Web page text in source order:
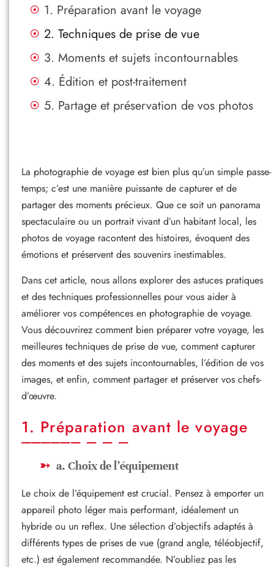
1. Préparation avant le voyage
2. Techniques de prise de vue
3. Moments et sujets incontournables
4. Édition et post-traitement
5. Partage et préservation de vos photos
La photographie de voyage est bien plus qu’un simple passe-
temps; c’est une manière puissante de capturer et de
partager des moments précieux. Que ce soit un panorama
spectaculaire ou un portrait vivant d’un habitant local, les
photos de voyage racontent des histoires, évoquent des
émotions et préservent des souvenirs inestimables.
Dans cet article, nous allons explorer des astuces pratiques
et des techniques professionnelles pour vous aider à
améliorer vos compétences en photographie de voyage.
Vous découvrirez comment bien préparer votre voyage, les
meilleures techniques de prise de vue, comment capturer
des moments et des sujets incontournables, l’édition de vos
images, et enfin, comment partager et préserver vos chefs-
d’œuvre.
1. Préparation avant le voyage
a. Choix de l’équipement
Le choix de l’équipement est crucial. Pensez à emporter un
appareil photo léger mais performant, idéalement un
hybride ou un reflex. Une sélection d’objectifs adaptés à
différents types de prises de vue (grand angle, téléobjectif,
etc.) est également recommandée. N’oubliez pas les